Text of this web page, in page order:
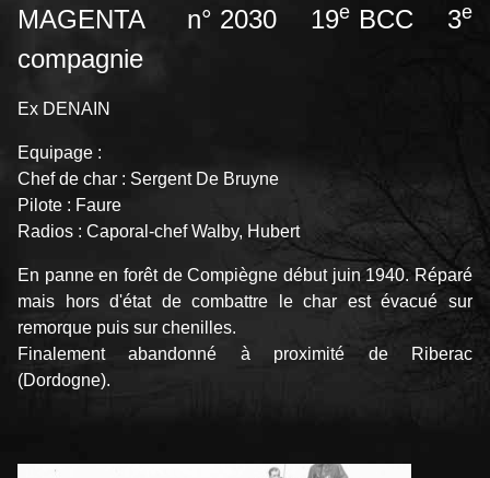
MAGENTA n° 2030 19e BCC 3e
compagnie
Ex DENAIN
Equipage :
Chef de char : Sergent De Bruyne
Pilote : Faure
Radios : Caporal-chef Walby, Hubert
En panne en forêt de Compiègne début juin 1940. Réparé
mais hors d'état de combattre le char est évacué sur
remorque puis sur chenilles.
Finalement abandonné à proximité de Riberac
(Dordogne).